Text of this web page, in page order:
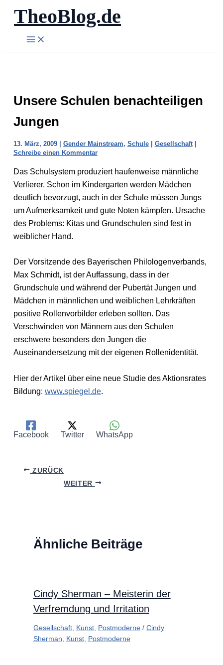
Zum
Inhalt
springen
TheoBlog.de
Unsere Schulen benachteiligen
Jungen
13. März, 2009 | Gender Mainstream, Schule| Gesellschaft|
Schreibe einen Kommentar
Das Schulsystem produziert haufenweise männliche
Verlierer. Schon im Kindergarten werden Mädchen
deutlich bevorzugt, auch in der Schule müssen Jungs
um Aufmerksamkeit und gute Noten kämpfen. Ursache
des Problems: Kitas und Grundschulen sind fest in
weiblicher Hand.
Der Vorsitzende des Bayerischen Philologenverbands,
Max Schmidt, ist der Auffassung, dass in der
Grundschule und während der Pubertät Jungen und
Mädchen in männlichen und weiblichen Lehrkräften
positive Rollenvorbilder erleben sollten. Das
Verschwinden von Männern aus den Schulen
erschwere besonders den Jungen die
Auseinandersetzung mit der eigenen Rollenidentität.
Hier der Artikel über eine neue Studie des Aktionsrates
Bildung: www.spiegel.de.
Facebook Twitter WhatsApp
ZURÜCK
WEITER
Ähnliche Beiträge
Cindy Sherman – Meisterin der
Verfremdung und Irritation
Gesellschaft, Kunst, Postmoderne/ Cindy
Sherman
Kunst, Postmoderne